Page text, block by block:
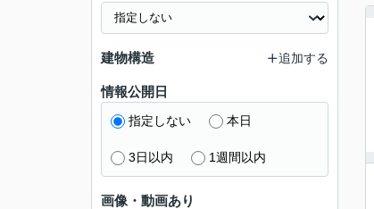
建物構造 追加する
情報公開日
指定しない 本日
3日以内 1週間以内
画像・動画あり